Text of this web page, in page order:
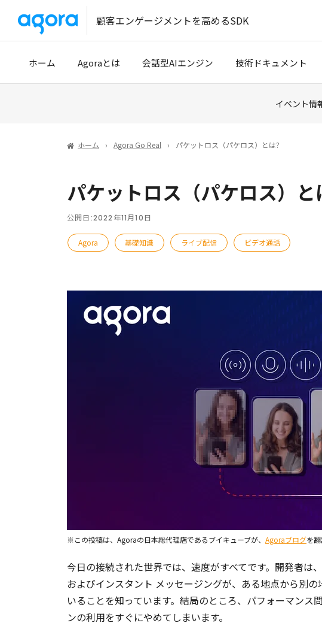
顧客エンゲージメントを高めるSDK
ホーム Agoraとは 会話型AIエンジン 技術ドキュメント
クイックスタート
Tencent Cloud
イベント情
ホーム Agora Go Real パケットロス（パケロス）とは?
パケットロス（パケロス）と
公開日:2022年11月10日
Agora 基礎知識 ライブ配信 ビデオ通話
※この投稿は、Agoraの日本総代理店であるブイキューブが、 Agoraブログを翻
今日の接続された世界では、速度がすべてです。開発者は
およびインスタント メッセージングが、ある地点から別
いることを知っています。結局のところ、パフォーマンス
ンの利用をすぐにやめてしまいます。